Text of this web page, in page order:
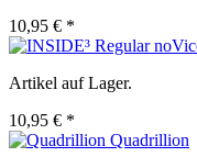
10,95 € *
Artikel auf Lager.
10,95 € *
Quadrillion